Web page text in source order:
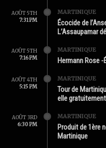
AOÛT 5TH
7:31 PM
MARTINIQUE
Écocide de
L’Assaupamar
AOÛT 5TH
7:16 PM
MARTINIQUE
Hermann Rose
AOÛT 4TH
5:15 PM
MARTINIQUE
Tour de
elle
AOÛT 3RD
6:30 PM
MARTINIQUE
Produit de 1ère
Martinique